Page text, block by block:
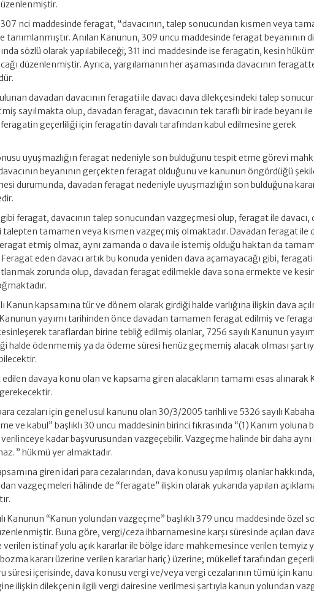
307 nci maddesinde feragat, “davacının, talep sonucundan kısmen veya
tanımlanmıştır. Anılan Kanunun, 309 uncu maddesinde feragat beyanının
sözlü olarak yapılabileceği; 311 inci maddesinde ise feragatin, kesin
düzenlenmiştir. Ayrıca, yargılamanın her aşamasında davacının
davadan davacının feragati ile davacı dava dilekçesindeki talep
sayılmakta olup, davadan feragat, davacının tek taraflı bir irade beyanı ile
geçerliliği için feragatin davalı tarafından kabul edilmesine gerek
uyuşmazlığın feragat nedeniyle son bulduğunu tespit etme görevi
beyanının gerçekten feragat olduğunu ve kanunun öngördüğü
durumunda, davadan feragat nedeniyle uyuşmazlığın son bulduğuna
gibi feragat, davacının talep sonucundan vazgeçmesi olup, feragat ile davacı,
tamamen veya kısmen vazgeçmiş olmaktadır. Davadan feragat ile
etmiş olmaz, aynı zamanda o dava ile istemiş olduğu haktan da
eden davacı artık bu konuda yeniden dava açamayacağı gibi,
zorunda olup, davadan feragat edilmekle dava sona ermekte ve
Kanun kapsamına tür ve dönem olarak girdiği halde varlığına ilişkin dava
yayımı tarihinden önce davadan tamamen feragat edilmiş ve
taraflardan birine tebliğ edilmiş olanlar, 7256 sayılı Kanunun
halde ödenmemiş ya da ödeme süresi henüz geçmemiş alacak olması
davaya konu olan ve kapsama giren alacakların tamamı esas alınarak
cezaları için genel usul kanunu olan 30/3/2005 tarihli ve 5326 sayılı
ve kabul” başlıklı 30 uncu maddesinin birinci fıkrasında “(1) Kanım yoluna
kadar başvurusundan vazgeçebilir. Vazgeçme halinde bir daha
” hükmü yer almaktadır.
giren idari para cezalarından, dava konusu yapılmış olanlar hakkında,
vazgeçmeleri hâlinde de “feragate” ilişkin olarak yukarıda yapılan
Kanunun “Kanun yolundan vazgeçme” başlıklı 379 uncu maddesinde özel
Buna göre, vergi/ceza ihbarnamesine karşı süresinde açılan
istinaf yolu açık kararlar ile bölge idare mahkemesince verilen temyiz
kararı üzerine verilen kararlar hariç) üzerine; mükellef tarafından
süresi içerisinde, dava konusu vergi ve/veya vergi cezalarının tümü için
ilişkin dilekçenin ilgili vergi dairesine verilmesi şartıyla kanun yolundan